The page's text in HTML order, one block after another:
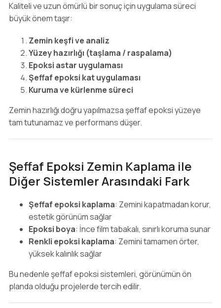
Kaliteli ve uzun ömürlü bir sonuç için uygulama süreci
büyük önem taşır:
Zemin keşfi ve analiz
Yüzey hazırlığı (taşlama / raspalama)
Epoksi astar uygulaması
Şeffaf epoksi kat uygulaması
Kuruma ve kürlenme süreci
Zemin hazırlığı doğru yapılmazsa şeffaf epoksi yüzeye
tam tutunamaz ve performans düşer.
Şeffaf Epoksi Zemin Kaplama ile
Diğer Sistemler Arasındaki Fark
Şeffaf epoksi kaplama: Zemini kapatmadan korur,
estetik görünüm sağlar
Epoksi boya: İnce film tabakalı, sınırlı koruma sunar
Renkli epoksi kaplama: Zemini tamamen örter,
yüksek kalınlık sağlar
Bu nedenle şeffaf epoksi sistemleri, görünümün ön
planda olduğu projelerde tercih edilir.